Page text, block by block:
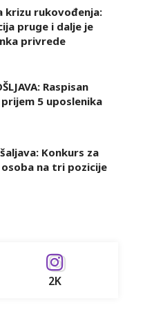
krizu rukovođenja:
pruge i dalje je
privrede
Raspisan
5 uposlenika
Konkurs za
na tri pozicije
2K